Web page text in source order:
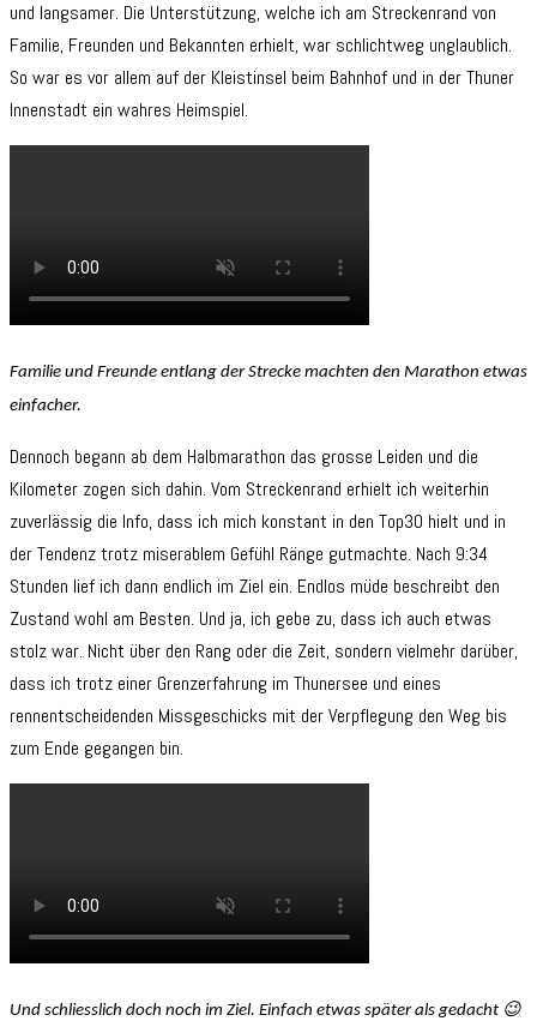
und langsamer. Die Unterstützung, welche ich am Streckenrand von
Familie, Freunden und Bekannten erhielt, war schlichtweg unglaublich.
So war es vor allem auf der Kleistinsel beim Bahnhof und in der Thuner
Innenstadt ein wahres Heimspiel.
Familie und Freunde entlang der Strecke machten den Marathon etwas
einfacher.
Dennoch begann ab dem Halbmarathon das grosse Leiden und die
Kilometer zogen sich dahin. Vom Streckenrand erhielt ich weiterhin
zuverlässig die Info, dass ich mich konstant in den Top30 hielt und in
der Tendenz trotz miserablem Gefühl Ränge gutmachte. Nach 9:34
Stunden lief ich dann endlich im Ziel ein. Endlos müde beschreibt den
Zustand wohl am Besten. Und ja, ich gebe zu, dass ich auch etwas
stolz war. Nicht über den Rang oder die Zeit, sondern vielmehr darüber,
dass ich trotz einer Grenzerfahrung im Thunersee und eines
rennentscheidenden Missgeschicks mit der Verpflegung den Weg bis
zum Ende gegangen bin.
Und schliesslich doch noch im Ziel. Einfach etwas später als gedacht 😉